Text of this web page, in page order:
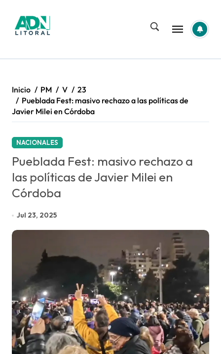
contenido
Inicio PM V
23
Pueblada Fest: masivo rechazo a las políticas de
Javier Milei en Córdoba
NACIONALES
Pueblada Fest: masivo rechazo a
las políticas de Javier Milei en
Córdoba
Jul 23, 2025